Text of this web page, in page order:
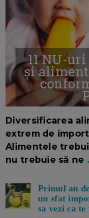
11 NU-
și
Diversificarea
extrem de
Alimentele
nu trebuie să ne
Primul an
un sfat
sa vezi ca